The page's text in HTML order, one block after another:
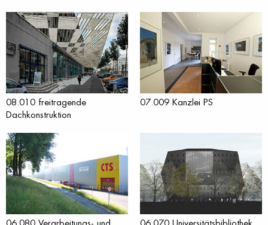
08.010 freitragende
Dachkonstruktion
07.009 Kanzlei PS